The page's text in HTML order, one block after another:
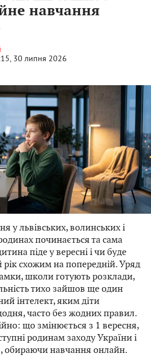
навчання
30 липня 2026
у львівських, волинських і
починається та сама
піде у вересні і чи буде
схожим на попередній. Уряд
школи готують розклади,
тихо зайшов ще один
інтелект, яким діти
часто без жодних правил.
що змінюється з 1 вересня,
родинам заходу України і
обираючи навчання онлайн.